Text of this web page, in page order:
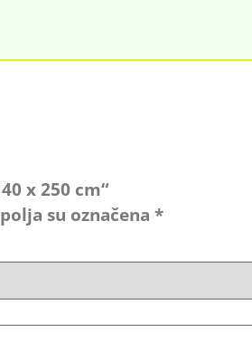
x 250 cm“
su označena *